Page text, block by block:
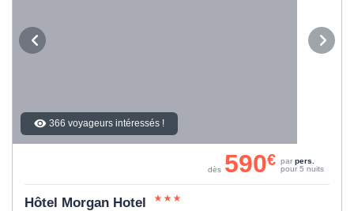
366 voyageurs intéressés !
Hôtel Morgan Hotel
dès 590€ par pers.
pour 5 nuits